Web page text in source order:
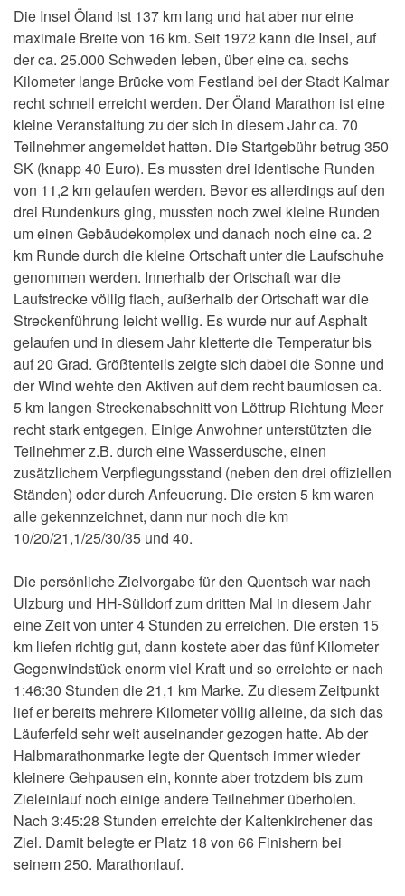
Die Insel Öland ist 137 km lang und hat aber nur eine
maximale Breite von 16 km. Seit 1972 kann die Insel, auf
der ca. 25.000 Schweden leben, über eine ca. sechs
Kilometer lange Brücke vom Festland bei der Stadt Kalmar
recht schnell erreicht werden. Der Öland Marathon ist eine
kleine Veranstaltung zu der sich in diesem Jahr ca. 70
Teilnehmer angemeldet hatten. Die Startgebühr betrug 350
SK (knapp 40 Euro). Es mussten drei identische Runden
von 11,2 km gelaufen werden. Bevor es allerdings auf den
drei Rundenkurs ging, mussten noch zwei kleine Runden
um einen Gebäudekomplex und danach noch eine ca. 2
km Runde durch die kleine Ortschaft unter die Laufschuhe
genommen werden. Innerhalb der Ortschaft war die
Laufstrecke völlig flach, außerhalb der Ortschaft war die
Streckenführung leicht wellig. Es wurde nur auf Asphalt
gelaufen und in diesem Jahr kletterte die Temperatur bis
auf 20 Grad. Größtenteils zeigte sich dabei die Sonne und
der Wind wehte den Aktiven auf dem recht baumlosen ca.
5 km langen Streckenabschnitt von Löttrup Richtung Meer
recht stark entgegen. Einige Anwohner unterstützten die
Teilnehmer z.B. durch eine Wasserdusche, einen
zusätzlichem Verpflegungsstand (neben den drei offiziellen
Ständen) oder durch Anfeuerung. Die ersten 5 km waren
alle gekennzeichnet, dann nur noch die km
10/20/21,1/25/30/35 und 40.
Die persönliche Zielvorgabe für den Quentsch war nach
Ulzburg und HH-Sülldorf zum dritten Mal in diesem Jahr
eine Zeit von unter 4 Stunden zu erreichen. Die ersten 15
km liefen richtig gut, dann kostete aber das fünf Kilometer
Gegenwindstück enorm viel Kraft und so erreichte er nach
1:46:30 Stunden die 21,1 km Marke. Zu diesem Zeitpunkt
lief er bereits mehrere Kilometer völlig alleine, da sich das
Läuferfeld sehr weit auseinander gezogen hatte. Ab der
Halbmarathonmarke legte der Quentsch immer wieder
kleinere Gehpausen ein, konnte aber trotzdem bis zum
Zieleinlauf noch einige andere Teilnehmer überholen.
Nach 3:45:28 Stunden erreichte der Kaltenkirchener das
Ziel. Damit belegte er Platz 18 von 66 Finishern bei
seinem 250. Marathonlauf.